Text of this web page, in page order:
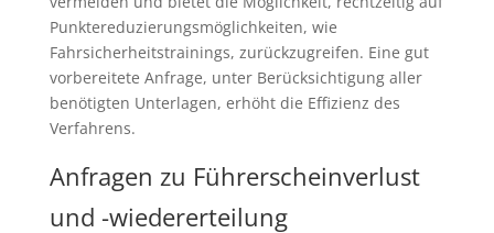
Punktereduzierungsmöglichkeiten, wie
Fahrsicherheitstrainings, zurückzugreifen. Eine gut
vorbereitete Anfrage, unter Berücksichtigung aller
benötigten Unterlagen, erhöht die Effizienz des
Verfahrens.
Anfragen zu Führerscheinverlust
und -wiedererteilung